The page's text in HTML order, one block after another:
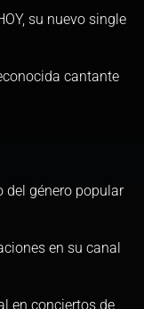
su nuevo single
cantante
del género popular
en su canal
en conciertos de